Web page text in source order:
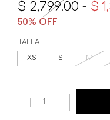
2,799.00
TALLA
XS S M
+
-